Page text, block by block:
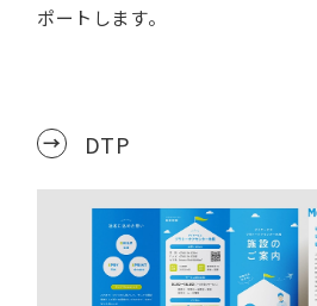
ポートします。
DTP